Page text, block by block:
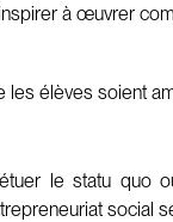
à œuvrer
les élèves soient
le statu quo
social